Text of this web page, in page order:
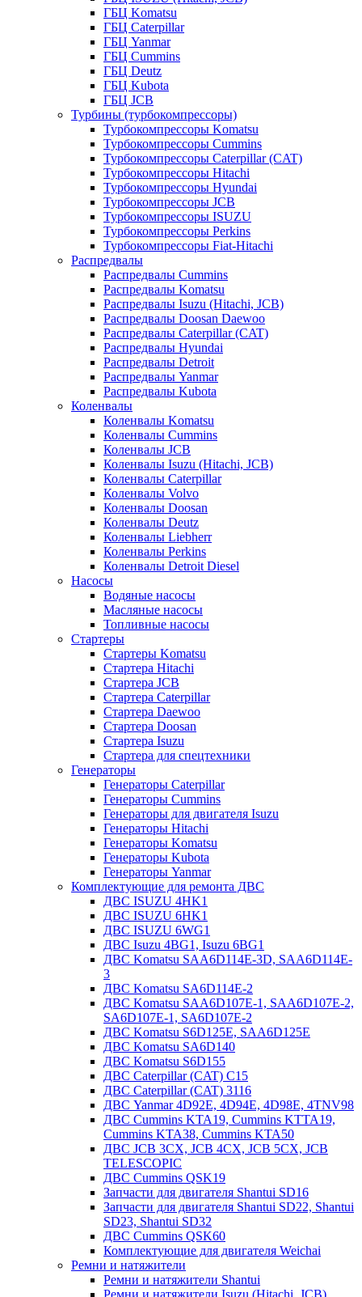
ГБЦ Komatsu
ГБЦ Caterpillar
ГБЦ Yanmar
ГБЦ Cummins
ГБЦ Deutz
ГБЦ Kubota
ГБЦ JCB
Турбины (турбокомпрессоры)
Турбокомпрессоры Komatsu
Турбокомпрессоры Cummins
Турбокомпрессоры Caterpillar (CAT)
Турбокомпрессоры Hitachi
Турбокомпрессоры Hyundai
Турбокомпрессоры JCB
Турбокомпрессоры ISUZU
Турбокомпрессоры Perkins
Турбокомпрессоры Fiat-Hitachi
Распредвалы
Распредвалы Cummins
Распредвалы Komatsu
Распредвалы Isuzu (Hitachi, JCB)
Распредвалы Doosan Daewoo
Распредвалы Caterpillar (CAT)
Распредвалы Hyundai
Распредвалы Detroit
Распредвалы Yanmar
Распредвалы Kubota
Коленвалы
Коленвалы Komatsu
Коленвалы Cummins
Коленвалы JCB
Коленвалы Isuzu (Hitachi, JCB)
Коленвалы Caterpillar
Коленвалы Volvo
Коленвалы Doosan
Коленвалы Deutz
Коленвалы Liebherr
Коленвалы Perkins
Коленвалы Detroit Diesel
Насосы
Водяные насосы
Масляные насосы
Топливные насосы
Стартеры
Стартеры Komatsu
Стартера Hitachi
Стартера JCB
Стартера Caterpillar
Стартера Daewoo
Стартера Doosan
Стартера Isuzu
Стартера для спецтехники
Генераторы
Генераторы Caterpillar
Генераторы Cummins
Генераторы для двигателя Isuzu
Генераторы Hitachi
Генераторы Komatsu
Генераторы Kubota
Генераторы Yanmar
Комплектующие для ремонта ДВС
ДВС ISUZU 4HK1
ДВС ISUZU 6HK1
ДВС ISUZU 6WG1
ДВС Isuzu 4BG1, Isuzu 6BG1
ДВС Komatsu SAA6D114E-3D, SAA6D114E-
3
ДВС Komatsu SA6D114E-2
ДВС Komatsu SAA6D107E-1, SAA6D107E-2,
SA6D107E-1, SA6D107E-2
ДВС Komatsu S6D125E, SAA6D125E
ДВС Komatsu SA6D140
ДВС Komatsu S6D155
ДВС Caterpillar (CAT) C15
ДВС Caterpillar (CAT) 3116
ДВС Yanmar 4D92E, 4D94E, 4D98E, 4TNV98
ДВС Cummins KTA19, Cummins KTTA19,
Cummins KTA38, Cummins KTA50
ДВС JCB 3CX, JCB 4CX, JCB 5CX, JCB
TELESCOPIC
ДВС Cummins QSK19
Запчасти для двигателя Shantui SD16
Запчасти для двигателя Shantui SD22, Shantui
SD23, Shantui SD32
ДВС Cummins QSK60
Комплектующие для двигателя Weichai
Ремни и натяжители
Ремни и натяжители Shantui
Ремни и натяжители Isuzu (Hitachi, JCB)